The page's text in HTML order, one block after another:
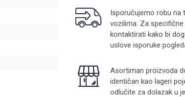
Isporučujemo robu na
vozilima. Za
kontaktirati kako bi
uslove isporuke
Asortiman proizvoda
identičan kao lageri
odlučite za dolazak u